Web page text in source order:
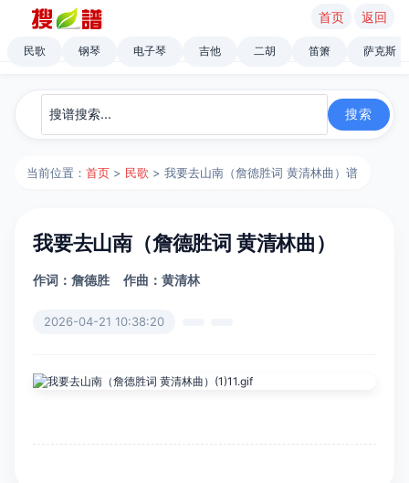
首页 返回
民歌 钢琴 电子琴 吉他 二胡 笛箫 萨克斯
当前位置：首页 > 民歌 > 我要去山南（詹德胜词 黄清林曲）谱
我要去山南（詹德胜词 黄清林曲）
作词：詹德胜 作曲：黄清林
2026-04-21 10:38:20